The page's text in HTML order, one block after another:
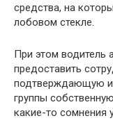
средства, на
лобовом стекле.
При этом
предоставить
подтверждающую
группы
какие-то сомнения